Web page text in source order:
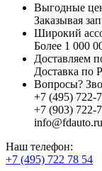
Выгодные
Заказывая
Широкий
Более 1 000
Доставляем
Доставка по
Вопросы?
+7 (495) 722-
+7 (903) 722-
info@fdauto.ru
Наш телефон:
+7 (495) 722 78 54